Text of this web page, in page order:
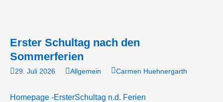
Erster Schultag nach den
Sommerferien
29. Juli 2026 Allgemein Carmen Huehnergarth
Homepage -ErsterSchultag n.d. Ferien